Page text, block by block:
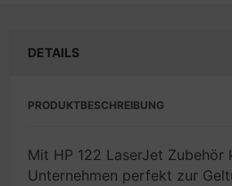
DETAILS
PRODUKTBESCHREIBUNG
Mit HP 122 LaserJet Zubehör
Unternehmen perfekt zur